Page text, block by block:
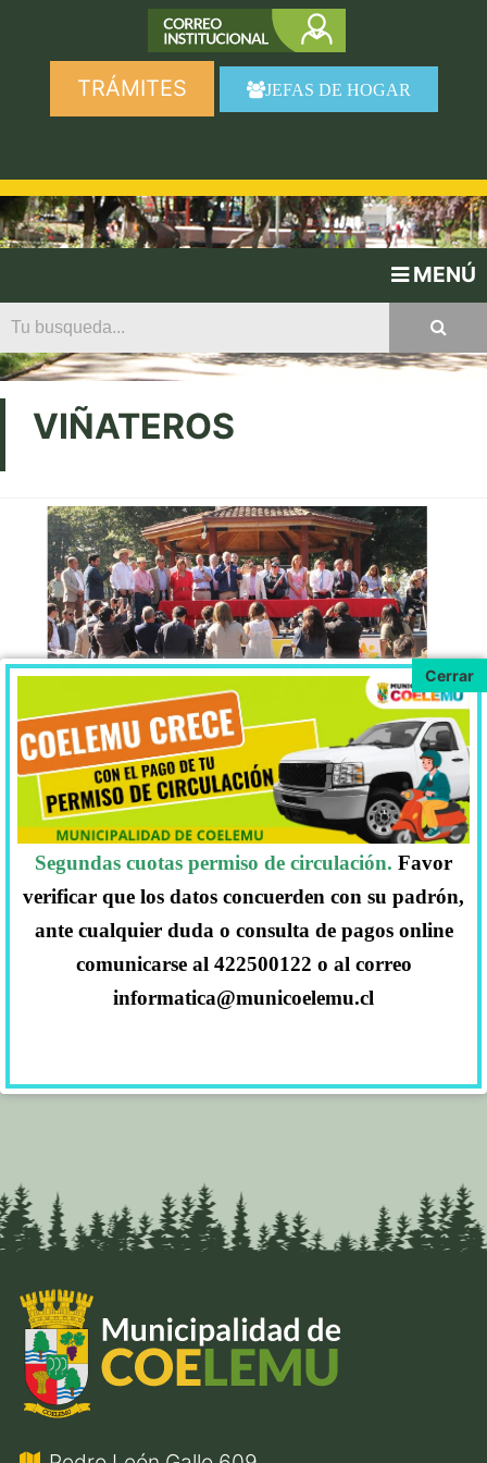
TRÁMITES JEFAS DE HOGAR
MENÚ
VIÑATEROS
MIÉRCOLES 27, MARZO, 2019 NOTICIAS
REUNIÓN CON MINISTRO DE
AGRICULTURA ANTONIO
WALKER.
El día martes 26 de Marzo se llevó a cabo una
reunión con el ministro de Agricultura, Antonio
Walker, quien llegó a la comuna de Coelemu para
conversar con el… Ir al artículo.
Segundas cuotas permiso de circulación. Favor
verificar que los datos concuerden con su padrón,
ante cualquier duda o consulta de pagos online
comunicarse al 422500122 o al correo
informatica@municoelemu.cl